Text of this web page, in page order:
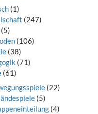
(1)
(247)
(5)
(106)
(38)
(71)
(61)
(22)
(5)
(4)